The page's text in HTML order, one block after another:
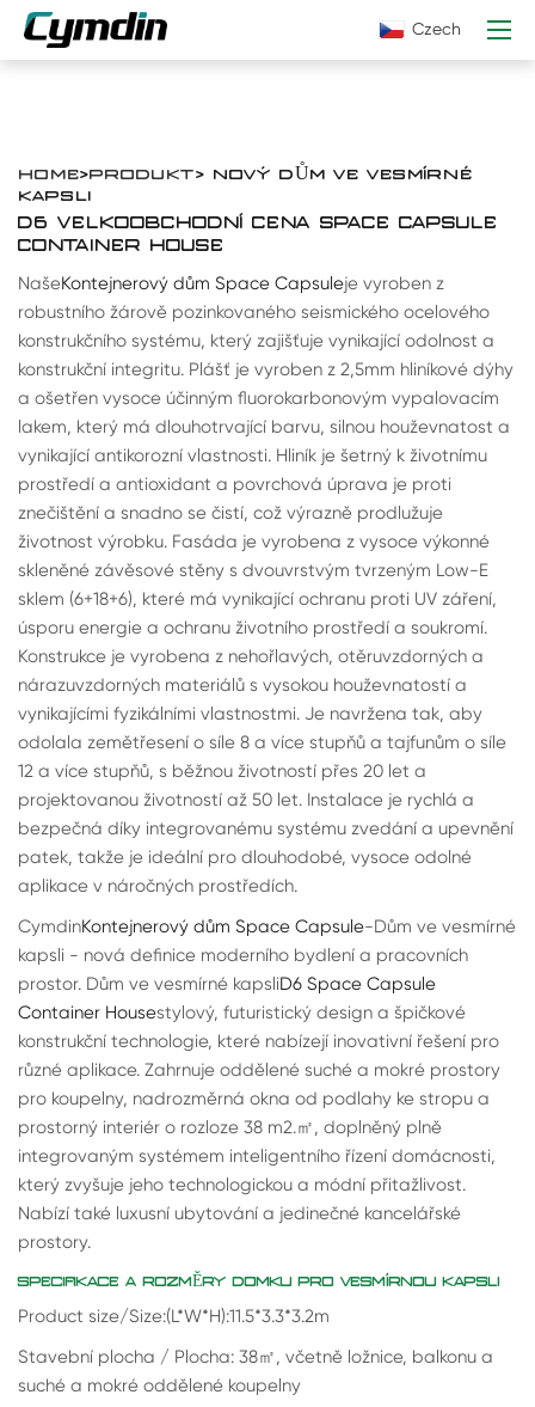
Czech
HOME>PRODUKT> NOVÝ DŮM VE VESMÍRNÉ
KAPSLI
D6 VELKOOBCHODNÍ CENA SPACE CAPSULE
CONTAINER HOUSE
NašeKontejnerový dům Space Capsuleje vyroben z
robustního žárově pozinkovaného seismického ocelového
konstrukčního systému, který zajišťuje vynikající odolnost a
konstrukční integritu. Plášť je vyroben z 2,5mm hliníkové dýhy
a ošetřen vysoce účinným fluorokarbonovým vypalovacím
lakem, který má dlouhotrvající barvu, silnou houževnatost a
vynikající antikorozní vlastnosti. Hliník je šetrný k životnímu
prostředí a antioxidant a povrchová úprava je proti
znečištění a snadno se čistí, což výrazně prodlužuje
životnost výrobku. Fasáda je vyrobena z vysoce výkonné
skleněné závěsové stěny s dvouvrstvým tvrzeným Low-E
sklem (6+18+6), které má vynikající ochranu proti UV záření,
úsporu energie a ochranu životního prostředí a soukromí.
Konstrukce je vyrobena z nehořlavých, otěruvzdorných a
nárazuvzdorných materiálů s vysokou houževnatostí a
vynikajícími fyzikálními vlastnostmi. Je navržena tak, aby
odolala zemětřesení o síle 8 a více stupňů a tajfunům o síle
12 a více stupňů, s běžnou životností přes 20 let a
projektovanou životností až 50 let. Instalace je rychlá a
bezpečná díky integrovanému systému zvedání a upevnění
patek, takže je ideální pro dlouhodobé, vysoce odolné
aplikace v náročných prostředích.
CymdinKontejnerový dům Space Capsule-Dům ve vesmírné
kapsli - nová definice moderního bydlení a pracovních
prostor. Dům ve vesmírné kapsliD6 Space Capsule
Container Housestylový, futuristický design a špičkové
konstrukční technologie, které nabízejí inovativní řešení pro
různé aplikace. Zahrnuje oddělené suché a mokré prostory
pro koupelny, nadrozměrná okna od podlahy ke stropu a
prostorný interiér o rozloze 38 m2.㎡, doplněný plně
integrovaným systémem inteligentního řízení domácnosti,
který zvyšuje jeho technologickou a módní přitažlivost.
Nabízí také luxusní ubytování a jedinečné kancelářské
prostory.
SPECIFIKACE A ROZMĚRY DOMKU PRO VESMÍRNOU KAPSLI
Product size/Size:(L*W*H):11.5*3.3*3.2m
Stavební plocha / Plocha: 38㎡, včetně ložnice, balkonu a
suché a mokré oddělené koupelny